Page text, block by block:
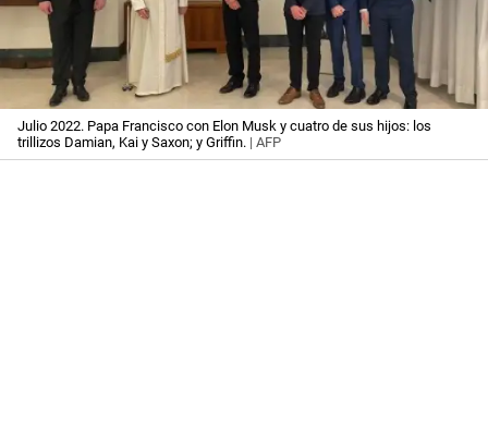
Julio 2022. Papa Francisco con Elon Musk y cuatro de sus hijos: los
trillizos Damian, Kai y Saxon; y Griffin. | AFP